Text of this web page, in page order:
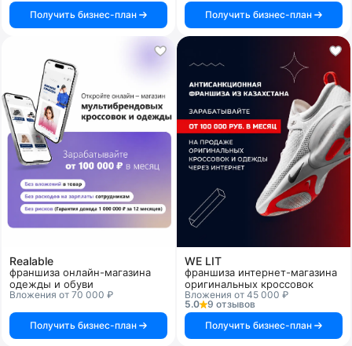
Получить бизнес-план
Получить бизнес-план
Realable
франшиза онлайн-магазина
одежды и обуви
Вложения от 70 000 ₽
Получить бизнес-план
WE LIT
франшиза интернет-магазина
оригинальных кроссовок
Вложения от 45 000 ₽
5.0
9 отзывов
Получить бизнес-план